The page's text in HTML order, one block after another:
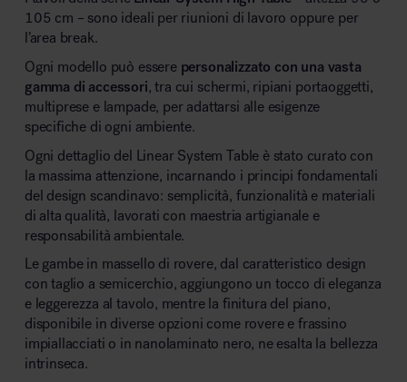
105 cm – sono ideali per riunioni di lavoro oppure per
l’area break.
Ogni modello può essere personalizzato con una vasta
gamma di accessori, tra cui schermi, ripiani portaoggetti,
multiprese e lampade, per adattarsi alle esigenze
specifiche di ogni ambiente.
Ogni dettaglio del Linear System Table è stato curato con
la massima attenzione, incarnando i principi fondamentali
del design scandinavo: semplicità, funzionalità e materiali
di alta qualità, lavorati con maestria artigianale e
responsabilità ambientale.
Le gambe in massello di rovere, dal caratteristico design
con taglio a semicerchio, aggiungono un tocco di eleganza
e leggerezza al tavolo, mentre la finitura del piano,
disponibile in diverse opzioni come rovere e frassino
impiallacciati o in nanolaminato nero, ne esalta la bellezza
intrinseca.